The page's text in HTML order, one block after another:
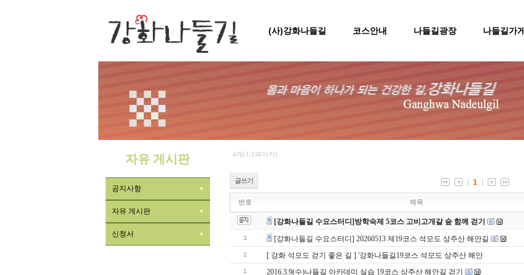
(사)강화나들길 코스안내 나들길광장 나들길가게
자유 게시판
공지사항
자유 게시판
신청서
4개(1/1페이지)
글쓰기 1
번호 제목
[강화나들길 수요스터디]방학숙제 5코스 고비고개갈 숲 함께 걷기
3 [강화나들길 수요스터디] 20260513 제19코스 석모도 상주산 해안길
2 [ 강화 석모도 걷기 좋은 길 ] '강화나들길19코스 석모도 상주산 해안
1 2016.3.9(수)나들길 아카데미 실습 19코스 상주산 해안길 걷기